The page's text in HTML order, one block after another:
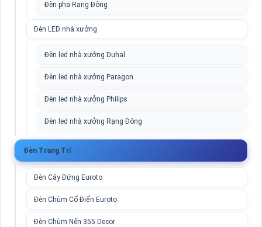
Đèn pha Rạng Đông
Đèn LED nhà xưởng
Đèn led nhà xưởng Duhal
Đèn led nhà xưởng Paragon
Đèn led nhà xưởng Philips
Đèn led nhà xưởng Rạng Đông
Đèn Trang Trí
Đèn Cây Đứng Euroto
Đèn Chùm Cổ Điển Euroto
Đèn Chùm Nến 355 Decor